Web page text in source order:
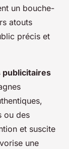
un bouche-
atouts
précis et
publicitaires
ou des
et suscite
une